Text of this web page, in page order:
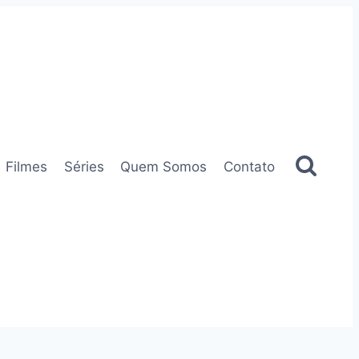
Filmes Séries Quem Somos Contato